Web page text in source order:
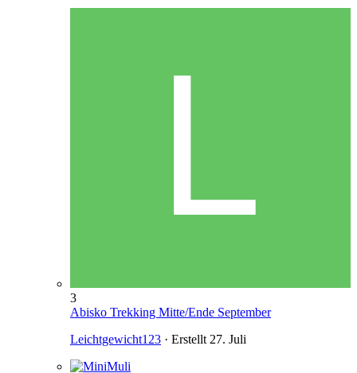
3
Abisko Trekking Mitte/Ende September
Leichtgewicht123 · Erstellt 27. Juli